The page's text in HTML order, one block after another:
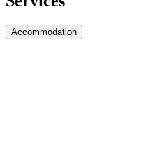
Accommodation